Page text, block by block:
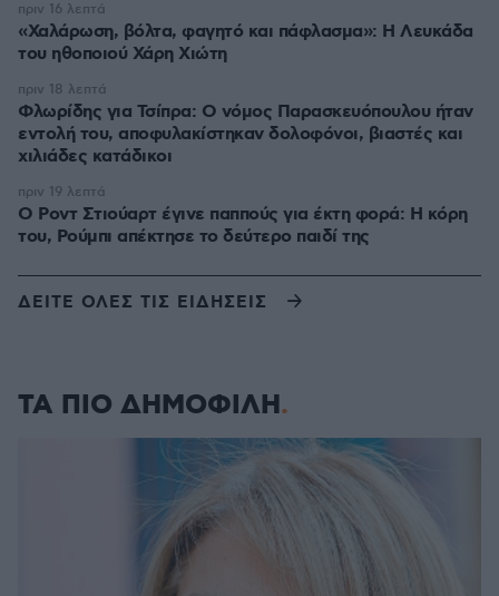
«Χαλάρωση, βόλτα, φαγητό και πάφλασμα»: Η Λευκάδα
του ηθοποιού Χάρη Χιώτη
πριν 16 λεπτά
Φλωρίδης για Τσίπρα: Ο νόμος Παρασκευόπουλου ήταν
εντολή του, αποφυλακίστηκαν δολοφόνοι, βιαστές και
χιλιάδες κατάδικοι
πριν 18 λεπτά
Ο Ροντ Στιούαρτ έγινε παππούς για έκτη φορά: Η κόρη
του, Ρούμπι απέκτησε το δεύτερο παιδί της
πριν 19 λεπτά
ΔΕΙΤΕ ΟΛΕΣ ΤΙΣ ΕΙΔΗΣΕΙΣ
ΤΑ ΠΙΟ ΔΗΜΟΦΙΛΗ